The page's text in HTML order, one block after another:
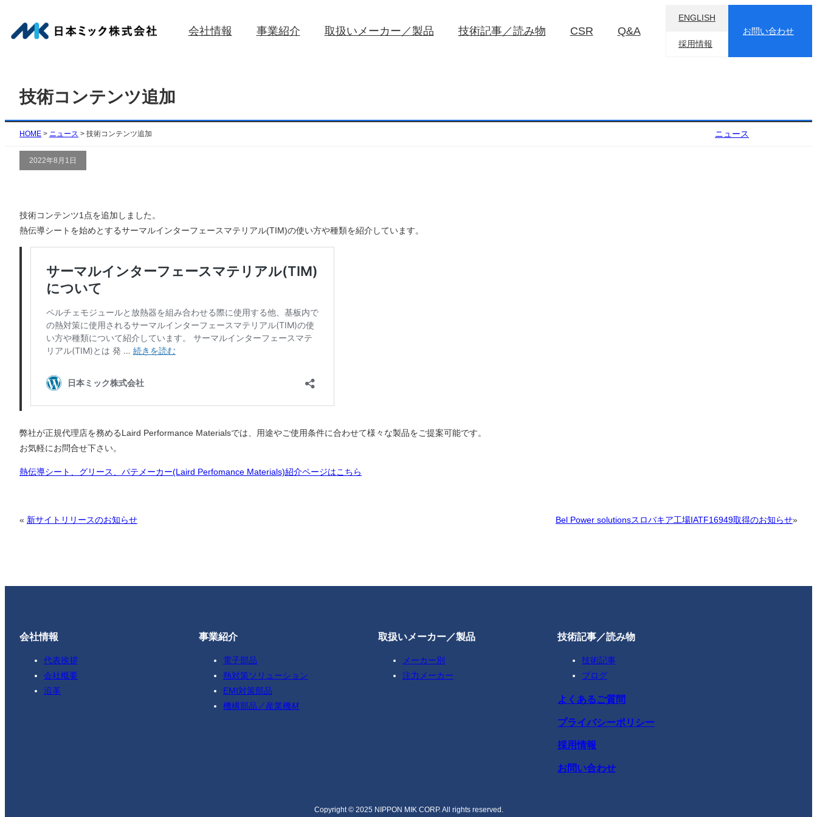
を
会社情報 事業紹介 取扱いメーカー／製品 技術記事／読み物 CSR Q&A
ENGLISH
採用情報
お問い合わせ
技術コンテンツ追加
HOME > ニュース > 技術コンテンツ追加 ニュース
2022年8月1日
技術コンテンツ1点を追加しました。
熱伝導シートを始めとするサーマルインターフェースマテリアル(TIM)の使い方や種類を紹介しています。
弊社が正規代理店を務めるLaird Performance Materialsでは、用途やご使用条件に合わせて様々な製品をご提案可能です。
お気軽にお問合せ下さい。
熱伝導シート、グリース、パテメーカー(Laird Perfomance Materials)紹介ページはこちら
« 新サイトリリースのお知らせ »
Bel Power solutionsスロバキア工場IATF16949取得のお知らせ
会社情報
代表挨拶
会社概要
沿革
事業紹介
電子部品
熱対策ソリューション
EMI対策部品
機構部品／産業機材
取扱いメーカー／製品
メーカー別
注力メーカー
技術記事／読み物
技術記事
ブログ
よくあるご質問
プライバシーポリシー
採用情報
お問い合わせ
Copyright © 2025 NIPPON MIK CORP. All rights reserved.